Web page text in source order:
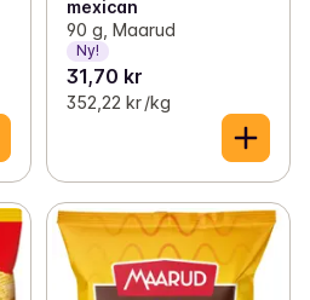
mexican
90 g, Maarud
Ny!
31,70 kr
352,22 kr /kg